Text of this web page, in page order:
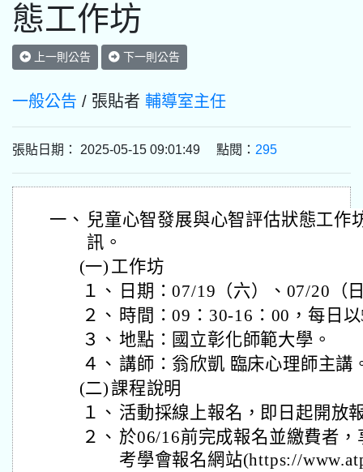
態工作坊
上一則公告 下一則公告
一般公告 / 張貼者 輔導室主任
張貼日期： 2025-05-15 09:01:49 點閱： 295
一、 兒童心智發展與心智評估狀態工作
訊。
(一) 工作坊
１、
日期：07/19（六）、07/20（
２、 時間：09：30-16：00，每日
３、 地點：國立彰化師範大學。
４、 講師：翁欣凱 臨床心理師主講
(二)課程說明
１、 活動採線上報名，即日起開放
２、 於06/16前完成報名並繳費者
考學會報名網站(https://